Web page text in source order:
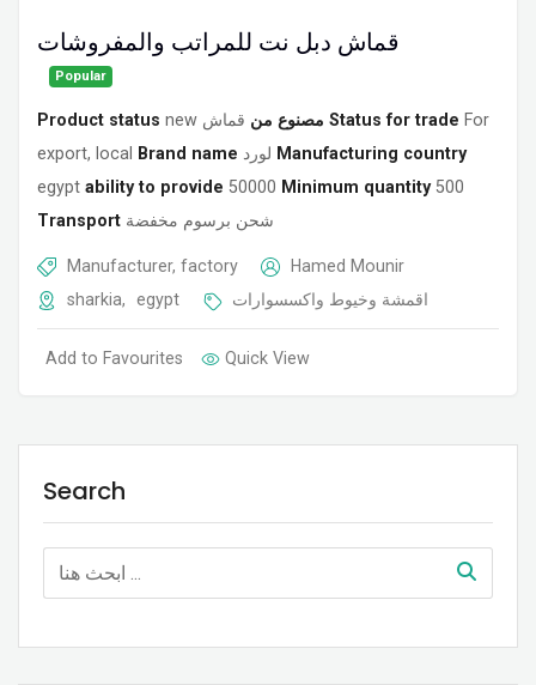
قماش دبل نت للمراتب والمفروشات
Popular
Product status new مصنوع من قماش Status for trade For
export, local
Brand name لورد Manufacturing country
egypt ability to provide 50000 Minimum quantity 500
Transport شحن برسوم مخفضة
Manufacturer, factory
Hamed Mounir
sharkia, egypt اقمشة وخيوط واكسسوارات
Add to Favourites Quick View
Search